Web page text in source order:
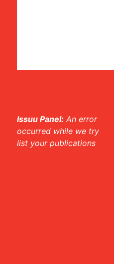
Issuu Panel: An error
occurred while we try
list your publications